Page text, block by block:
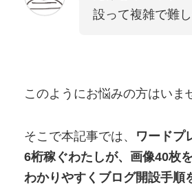
設って複雑で難
このようにお悩みの方はいま
そこで本記事では、 ワードプ
6桁稼ぐわたしが、画像40枚
わかりやすくブログ開設手順